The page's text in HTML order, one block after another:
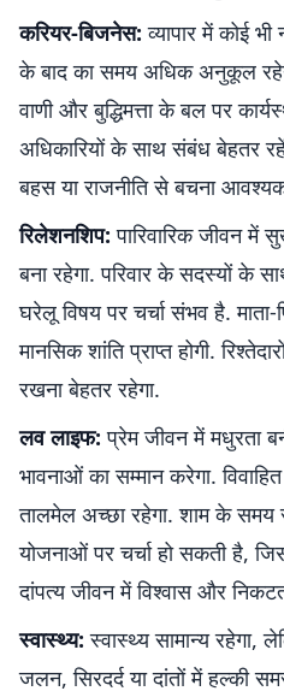
करियर-बिजनेस: व्यापार में कोई
के बाद का समय अधिक अनुकूल
वाणी और बुद्धिमत्ता के बल पर
अधिकारियों के साथ संबंध बेहतर
बहस या राजनीति से बचना आवश्यक
रिलेशनशिप: पारिवारिक जीवन
बना रहेगा. परिवार के सदस्यों के
घरेलू विषय पर चर्चा संभव है.
मानसिक शांति प्राप्त होगी.
रखना बेहतर रहेगा.
लव लाइफ: प्रेम जीवन में मधुरता
भावनाओं का सम्मान करेगा.
तालमेल अच्छा रहेगा. शाम के समय
योजनाओं पर चर्चा हो सकती है,
दांपत्य जीवन में विश्वास और
स्वास्थ्य: स्वास्थ्य सामान्य रहेगा,
जलन, सिरदर्द या दांतों में हल्की